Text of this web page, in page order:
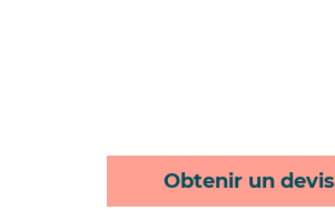
Obtenir un devis